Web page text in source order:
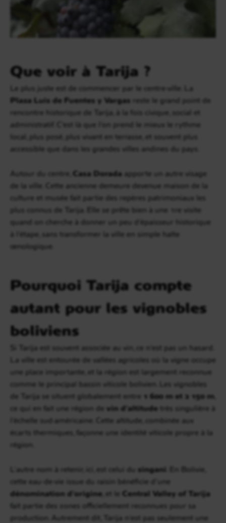
Que voir à Tarija ?
Le plus juste est de commencer par le centre-ville. La
Plaza Luis de Fuentes y Vargas reste le grand point de
rencontre historique de Tarija, à la fois civique, social et
administratif. C’est là que l’on prend le mieux le rythme
local, plus posé, plus vivant en terrasse, et souvent plus
accessible que dans les grandes villes andines du pays.
Autour du centre, Casa Dorada apporte un autre visage
de la ville. Cette ancienne demeure devenue maison de la
culture et musée fait partie des repères patrimoniaux les
plus connus de Tarija. Elle se prête bien à une 1re visite
quand on cherche à donner un peu d’épaisseur historique
à l’étape, sans transformer la ville en simple halte
œnologique.
Pourquoi Tarija compte
autant pour les vignobles
boliviens
Si Tarija est souvent associée au vin, ce n’est pas un hasard.
La ville est entourée de vallées agricoles où la vigne occupe
une place importante, et la région est largement reconnue
comme le principal bassin viticole bolivien. Les vignobles
de Tarija se situent globalement entre 1 600 m et 2 150 m
ce qui en fait une région de vin d’altitude très singulière à
l’échelle sud-américaine. Cette altitude, combinée aux
écarts thermiques, façonne une identité viticole propre à la
région.
L’autre nom à retenir, ici, est celui du singani . En Bolivie,
cette eau-de-vie issue du raisin bénéficie d’une
dénomination d’origine , et le Central Valley of Tarija
fait partie des zones officiellement reconnues pour sa
production. Autrement dit, Tarija n’est pas seulement une